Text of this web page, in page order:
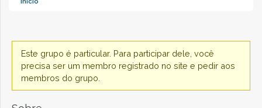
Este grupo é particular. Para participar dele, você
precisa ser um membro registrado no site e pedir aos
membros do grupo.